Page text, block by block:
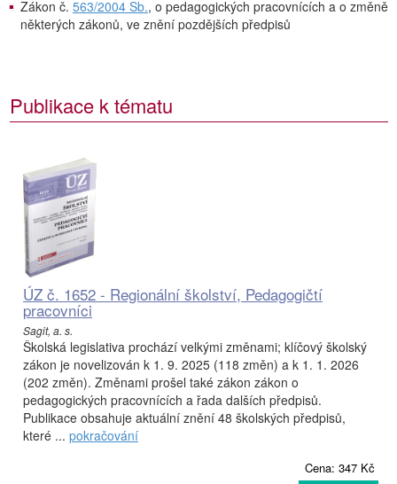
Zákon č. 563/2004 Sb., o pedagogických pracovnících a o změně
některých zákonů, ve znění pozdějších předpisů
Publikace k tématu
ÚZ č. 1652 - Regionální školství, Pedagogičtí
pracovníci
Sagit, a. s.
Školská legislativa prochází velkými změnami; klíčový školský
zákon je novelizován k 1. 9. 2025 (118 změn) a k 1. 1. 2026
(202 změn). Změnami prošel také zákon zákon o
pedagogických pracovnících a řada dalších předpisů.
Publikace obsahuje aktuální znění 48 školských předpisů,
které ... pokračování
Cena: 347 Kč